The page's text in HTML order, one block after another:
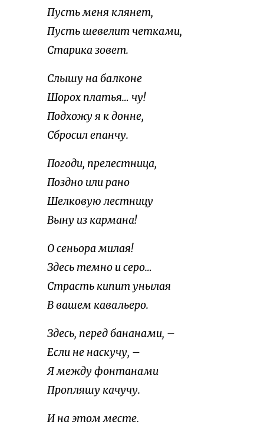
Пусть меня клянет,
Пусть шевелит четками,
Старика зовет.
Слышу на балконе
Шорох платья… чу!
Подхожу я к донне,
Сбросил епанчу.
Погоди, прелестница,
Поздно или рано
Шелковую лестницу
Выну из кармана!
О сеньора милая!
Здесь темно и серо…
Страсть кипит унылая
В вашем кавальеро.
Здесь, перед бананами, –
Если не наскучу, –
Я между фонтанами
Пропляшу качучу.
И на этом месте,